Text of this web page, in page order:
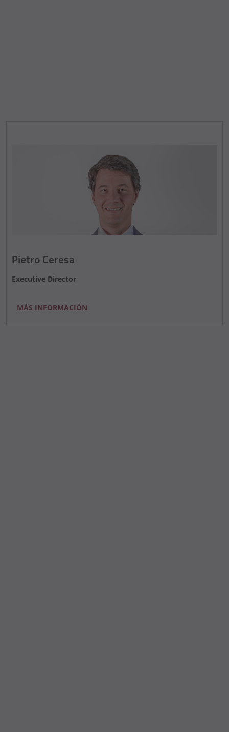
Pietro Ceresa
Executive Director
MÁS INFORMACIÓN